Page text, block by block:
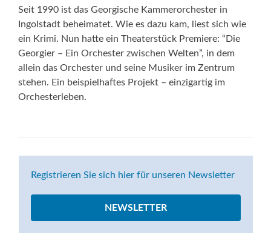
Seit 1990 ist das Georgische Kammerorchester in
Ingolstadt beheimatet. Wie es dazu kam, liest sich wie
ein Krimi. Nun hatte ein Theaterstück Premiere: “Die
Georgier – Ein Orchester zwischen Welten”, in dem
allein das Orchester und seine Musiker im Zentrum
stehen. Ein beispielhaftes Projekt – einzigartig im
Orchesterleben.
Registrieren Sie sich hier für unseren Newsletter
NEWSLETTER